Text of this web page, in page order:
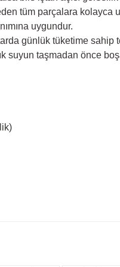
tüm parçalara kolayca
uygundur.
günlük tüketime sahip
suyun taşmadan önce